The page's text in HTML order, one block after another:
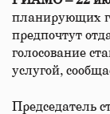
планирующих
предпочтут
голосование
услугой,
Председатель